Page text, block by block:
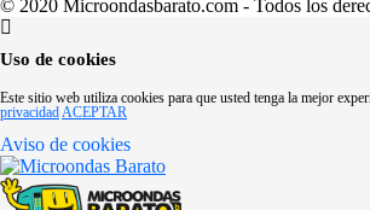
© 2020 Microondasbarato.com - Todos los
Uso de cookies
Este sitio web utiliza cookies para que usted tenga la mejor
privacidadACEPTAR
Aviso de cookies